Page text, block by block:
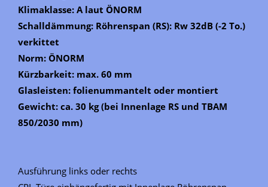
Klimaklasse: A laut ÖNORM
Schalldämmung: Röhrenspan (RS): Rw 32dB (-2 To.)
verkittet
Norm: ÖNORM
Kürzbarkeit: max. 60 mm
Glasleisten: folienummantelt oder montiert
Gewicht: ca. 30 kg (bei Innenlage RS und TBAM
850/2030 mm)
Ausführung links oder rechts